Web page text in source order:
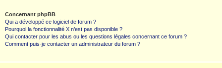
Concernant phpBB
Qui a développé ce logiciel de forum ?
Pourquoi la fonctionnalité X n’est pas disponible ?
Qui contacter pour les abus ou les questions légales concernant ce forum ?
Comment puis-je contacter un administrateur du forum ?